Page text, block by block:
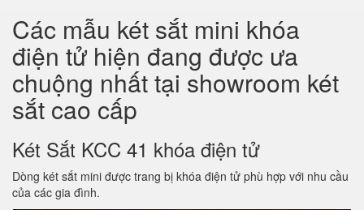
Các mẫu két sắt mini khóa
điện tử hiện đang được ưa
chuộng nhất tại showroom két
sắt cao cấp
Két Sắt KCC 41 khóa điện tử
Dòng két sắt mini được trang bị khóa điện tử phù hợp với nhu cầu
của các gia đình.